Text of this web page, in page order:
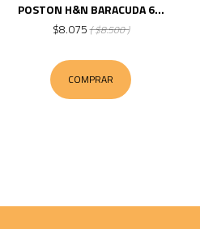
POSTON H&N BARACUDA 6...
$8.075( $8.500 )
COMPRAR